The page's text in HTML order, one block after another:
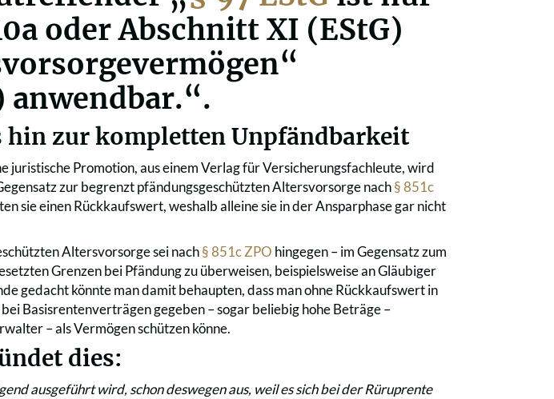
oder Abschnitt XI (EStG)
zur kompletten Unpfändbarkeit
juristische Promotion, aus einem Verlag für Versicherungsfachleute, wird
zur begrenzt pfändungsgeschützten Altersvorsorge nach§ 851c
sie einen Rückkaufswert, weshalb alleine sie in der Ansparphase gar nicht
Altersvorsorge sei nach§ 851c ZPO hingegen – im Gegensatz zum
Grenzen bei Pfändung zu überweisen, beispielsweise an Gläubiger
gedacht könnte man damit behaupten, dass man ohne Rückkaufswert in
Basisrentenverträgen gegeben – sogar beliebig hohe Beträge –
– als Vermögen schützen könne.
dies:
ausgeführt wird, schon deswegen aus, weil es sich bei der Rüruprente